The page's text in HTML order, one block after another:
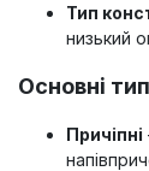
Тип
низький
Основні
Причіпні